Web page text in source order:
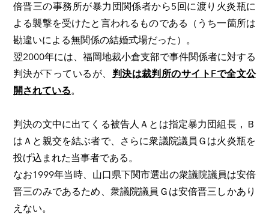
倍晋三の事務所が暴力団関係者から5回に渡り火炎瓶に
よる襲撃を受けたと言われるものである（うち一箇所は
勘違いによる無関係の結婚式場だった）。
翌2000年には、福岡地裁小倉支部で事件関係者に対する
判決が下っているが、 判決は裁判所のサイトFで全文公
開されている。
判決の文中に出てくる被告人Ａとは指定暴力団組長，Ｂ
はＡと親交を結ぶ者で、さらに衆議院議員Ｇは火炎瓶を
投げ込まれた当事者である。
なお1999年当時、山口県下関市選出の衆議院議員は安倍
晋三のみであるため、衆議院議員Ｇは安倍晋三しかあり
えない。